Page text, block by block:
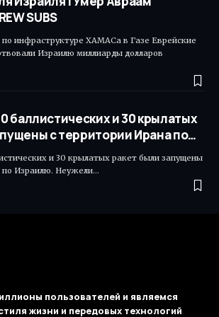
SUBS
инфраструктуре ХАМАСа в Газе Еврейские
Израилю миллиарды долларов
баллистических и 30 крылатых
с территории Ирана по…
и 30 крылатых ракет были запущены
по Израилю. Неужели…
пользователей и являемся
жизни и передовых технологий